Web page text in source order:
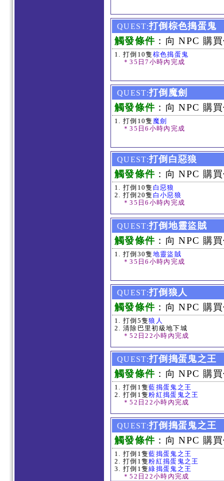
QUEST:打倒棕色搗蛋鬼
觸發條件 ：向 NPC 購
打倒10隻 棕色搗蛋鬼
＊35日7小時內完成
QUEST:打倒魔劍
觸發條件 ：向 NPC 購
打倒10隻 魔劍
＊35日6小時內完成
QUEST:打倒白惡狼
觸發條件 ：向 NPC 購
打倒10隻 白惡狼
打倒20隻 白小惡狼
＊35日6小時內完成
QUEST:打倒地靈盜賊
觸發條件 ：向 NPC 購
打倒30隻 地靈盜賊
＊35日6小時內完成
QUEST:打倒狼人
觸發條件 ：向 NPC 購
打倒5隻狼人
清除巴里初級地下城
＊52日22小時內完成
QUEST:打倒搗蛋鬼之王
觸發條件 ：向 NPC 購
打倒1隻藍搗蛋鬼之王
打倒1隻粉紅搗蛋鬼之王
＊52日22小時內完成
QUEST:打倒搗蛋鬼之王
觸發條件 ：向 NPC 購
打倒1隻藍搗蛋鬼之王
打倒1隻粉紅搗蛋鬼之王
打倒1隻綠搗蛋鬼之王
＊52日22小時內完成